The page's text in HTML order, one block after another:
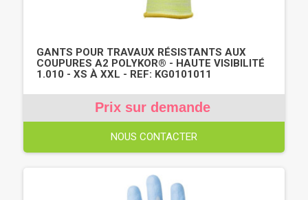
GANTS POUR TRAVAUX RÉSISTANTS AUX
COUPURES A2 POLYKOR® - HAUTE VISIBILITÉ
1.010 - XS À XXL - REF: KG0101011
Prix sur demande
NOUS CONTACTER